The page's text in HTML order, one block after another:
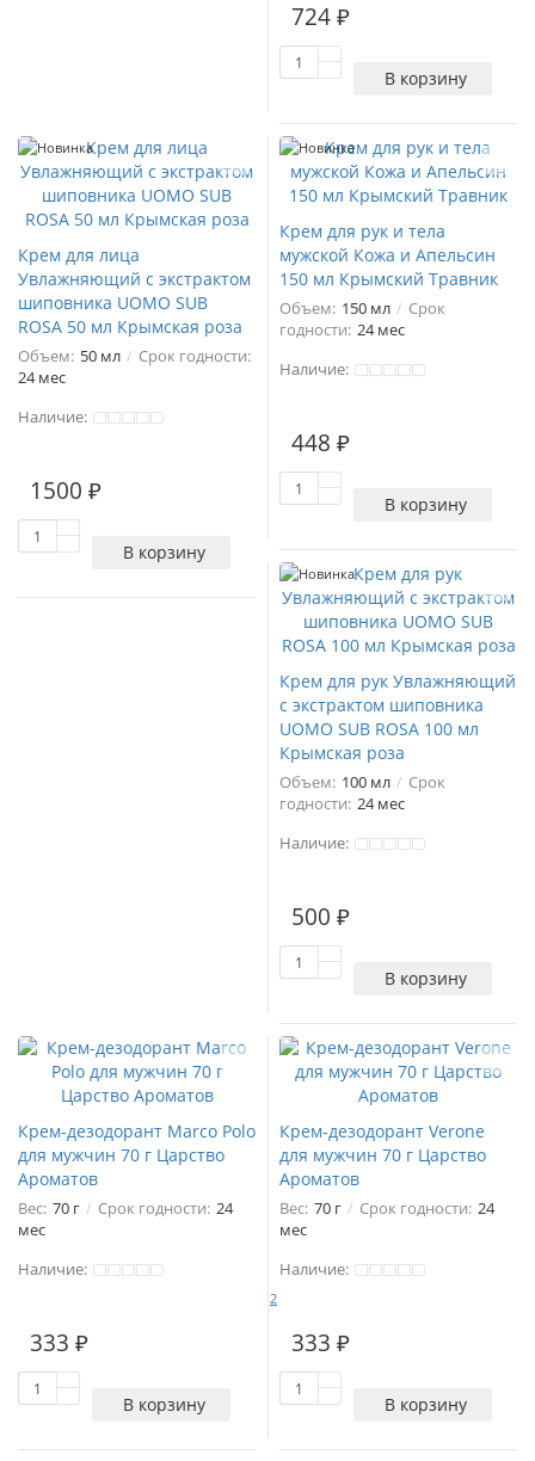
724 ₽
В корзину
Новинка
Крем для лица
Увлажняющий с экстрактом
шиповника UOMO SUB
ROSA 50 мл Крымская роза
Объем: 50 мл
Срок годности:
24 мес
Наличие:
1500 ₽
В корзину
Новинка
Крем для рук и тела
мужской Кожа и Апельсин
150 мл Крымский Травник
Объем: 150 мл
Срок
годности: 24 мес
Наличие:
448 ₽
В корзину
Новинка
Крем для рук Увлажняющий
с экстрактом шиповника
UOMO SUB ROSA 100 мл
Крымская роза
Объем: 100 мл
Срок
годности: 24 мес
Наличие:
500 ₽
В корзину
Крем-дезодорант Marco Polo
для мужчин 70 г Царство
Ароматов
Вес: 70 г Срок годности: 24
мес
Наличие:
333 ₽
В корзину
Крем-дезодорант Verone
для мужчин 70 г Царство
Ароматов
Вес: 70 г Срок годности: 24
мес
Наличие:
2
333 ₽
В корзину